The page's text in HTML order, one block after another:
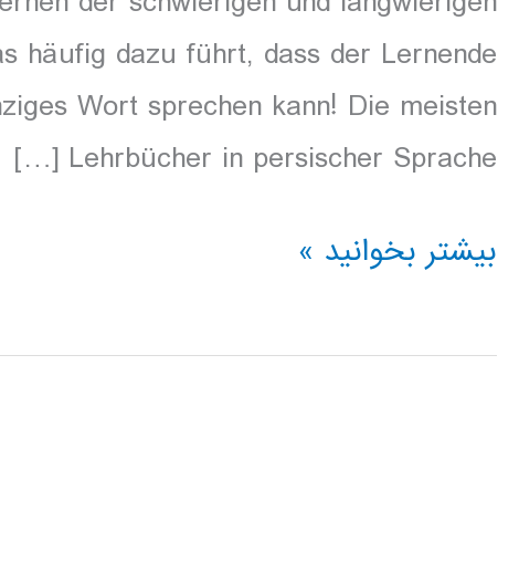
häufig dazu führt, dass der Lernende
Wort sprechen kann! Die meisten
Lehrbücher in persischer Sprache […]
Hörbuch
Erlernen
بیشتر بخوانید »